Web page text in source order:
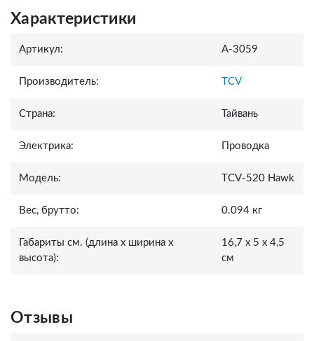
Характеристики
Артикул: A-3059
Производитель: TCV
Страна: Тайвань
Электрика: Проводка
Модель: TCV-520 Hawk
Вес, брутто: 0.094 кг
Габариты см. (длина x ширина x
высота):
16,7 x 5 x 4,5
см
Отзывы